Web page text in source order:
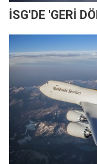
İSG'DE 'GERİ